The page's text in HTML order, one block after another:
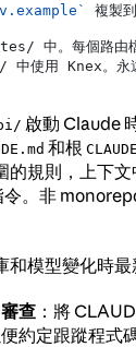
複製
中。每個路由
使用 Knex。永
啟動 Claude
和根
的規則，上下文
令。非
模型變化時最
查 ：將
約定跟蹤程式